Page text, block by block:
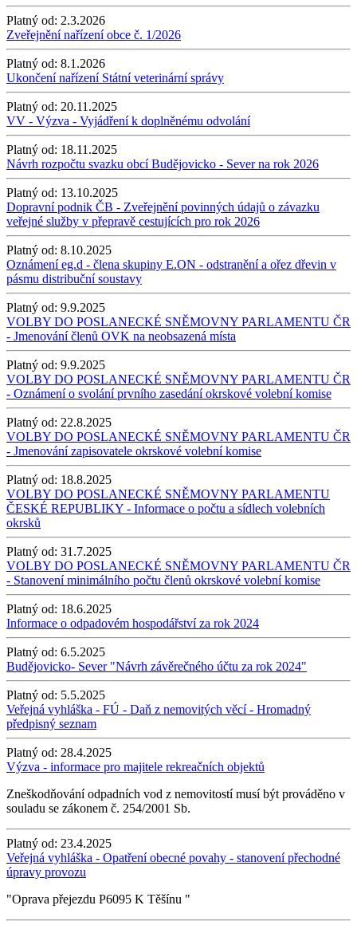
Platný od: 2.3.2026
Zveřejnění nařízení obce č. 1/2026
Platný od: 8.1.2026
Ukončení nařízení Státní veterinární správy
Platný od: 20.11.2025
VV - Výzva - Vyjádření k doplněnému odvolání
Platný od: 18.11.2025
Návrh rozpočtu svazku obcí Budějovicko - Sever na rok 2026
Platný od: 13.10.2025
Dopravní podnik ČB - Zveřejnění povinných údajů o závazku
veřejné služby v přepravě cestujících pro rok 2026
Platný od: 8.10.2025
Oznámení eg.d - člena skupiny E.ON - odstranění a ořez dřevin v
pásmu distribuční soustavy
Platný od: 9.9.2025
VOLBY DO POSLANECKÉ SNĚMOVNY PARLAMENTU ČR
- Jmenování členů OVK na neobsazená místa
Platný od: 9.9.2025
VOLBY DO POSLANECKÉ SNĚMOVNY PARLAMENTU ČR
- Oznámení o svolání prvního zasedání okrskové volební komise
Platný od: 22.8.2025
VOLBY DO POSLANECKÉ SNĚMOVNY PARLAMENTU ČR
- Jmenování zapisovatele okrskové volební komise
Platný od: 18.8.2025
VOLBY DO POSLANECKÉ SNĚMOVNY PARLAMENTU
ČESKÉ REPUBLIKY - Informace o počtu a sídlech volebních
okrsků
Platný od: 31.7.2025
VOLBY DO POSLANECKÉ SNĚMOVNY PARLAMENTU ČR
- Stanovení minimálního počtu členů okrskové volební komise
Platný od: 18.6.2025
Informace o odpadovém hospodářství za rok 2024
Platný od: 6.5.2025
Budějovicko- Sever "Návrh závěrečného účtu za rok 2024"
Platný od: 5.5.2025
Veřejná vyhláška - FÚ - Daň z nemovitých věcí - Hromadný
předpisný seznam
Platný od: 28.4.2025
Výzva - informace pro majitele rekreačních objektů
Zneškodňování odpadních vod z nemovitostí musí být prováděno v
souladu se zákonem č. 254/2001 Sb.
Platný od: 23.4.2025
Veřejná vyhláška - Opatření obecné povahy - stanovení přechodné
úpravy provozu
"Oprava přejezdu P6095 K Těšínu "